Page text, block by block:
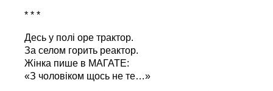
* * *
Десь у полi оре трактор.
За селом горить реактор.
Жiнка пише в МАГАТЕ:
«З чоловiком щось не те…»